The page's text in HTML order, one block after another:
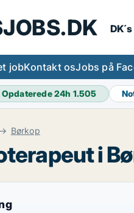
jobKontakt osJobs på
Opdaterede 24h 1.505
Børkop
i